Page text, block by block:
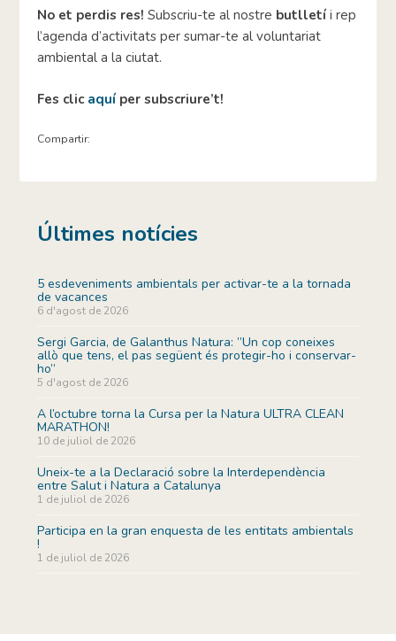
No et perdis res! Subscriu-te al nostre butlletí i rep
l’agenda d’activitats per sumar-te al voluntariat
ambiental a la ciutat.
Fes clic aquíper subscriure’t!
Compartir:
Últimes notícies
5 esdeveniments ambientals per activar-te a la tornada
de vacances
6 d'agost de 2026
Sergi Garcia, de Galanthus Natura: ”Un cop coneixes
allò que tens, el pas següent és protegir-ho i conservar-
ho”
5 d'agost de 2026
A l’octubre torna la Cursa per la Natura ULTRA CLEAN
MARATHON!
10 de juliol de 2026
Uneix-te a la Declaració sobre la Interdependència
entre Salut i Natura a Catalunya
1 de juliol de 2026
Participa en la gran enquesta de les entitats ambientals
!
1 de juliol de 2026